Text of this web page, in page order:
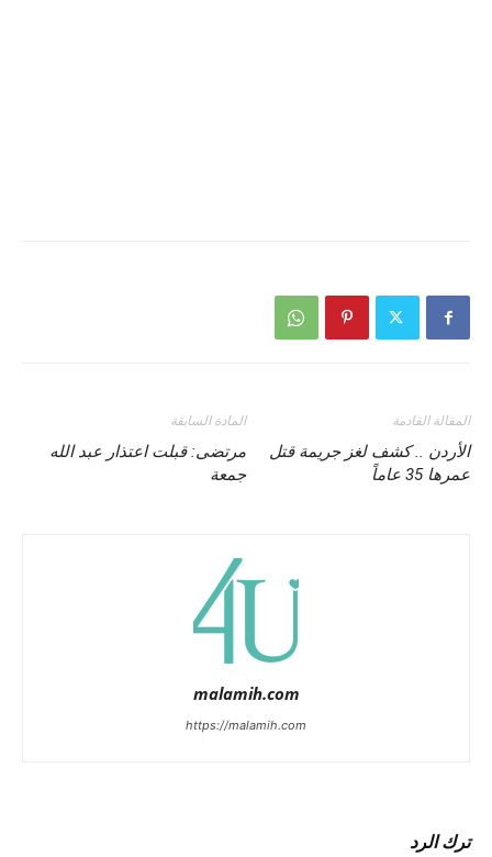
المادة السابقة
مرتضى: قبلت اعتذار عبد الله
جمعة
المقالة القادمة
الأردن .. كشف لغز جريمة قتل
عمرها 35 عاماً
malamih.com
https://malamih.com
ترك الرد